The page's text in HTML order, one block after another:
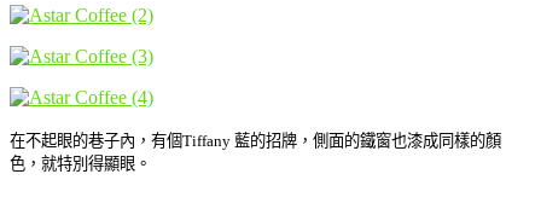
在不起眼的巷子內，有個Tiffany 藍的招牌，側面的鐵窗也漆成同樣的顏
色，就特別得顯眼。